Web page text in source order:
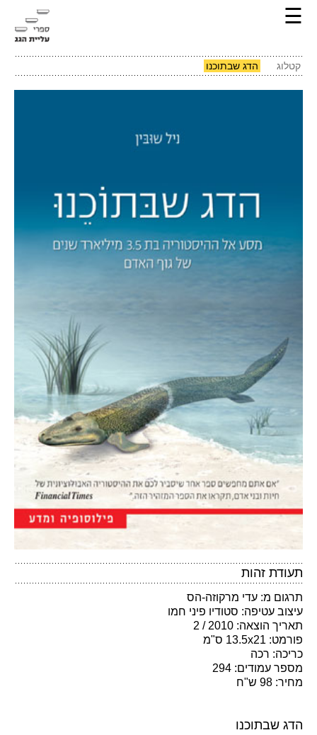
☰
קטלוג הדג שבתוכנו
תעודת זהות
תרגום מ: עדי מרקוזה-הס
עיצוב עטיפה: סטודיו פיני חמו
תאריך הוצאה: 2010 / 2
פורמט: 13.5x21 ס"מ
כריכה: רכה
מספר עמודים: 294
מחיר: 98 ש"ח
הדג שבתוכנו